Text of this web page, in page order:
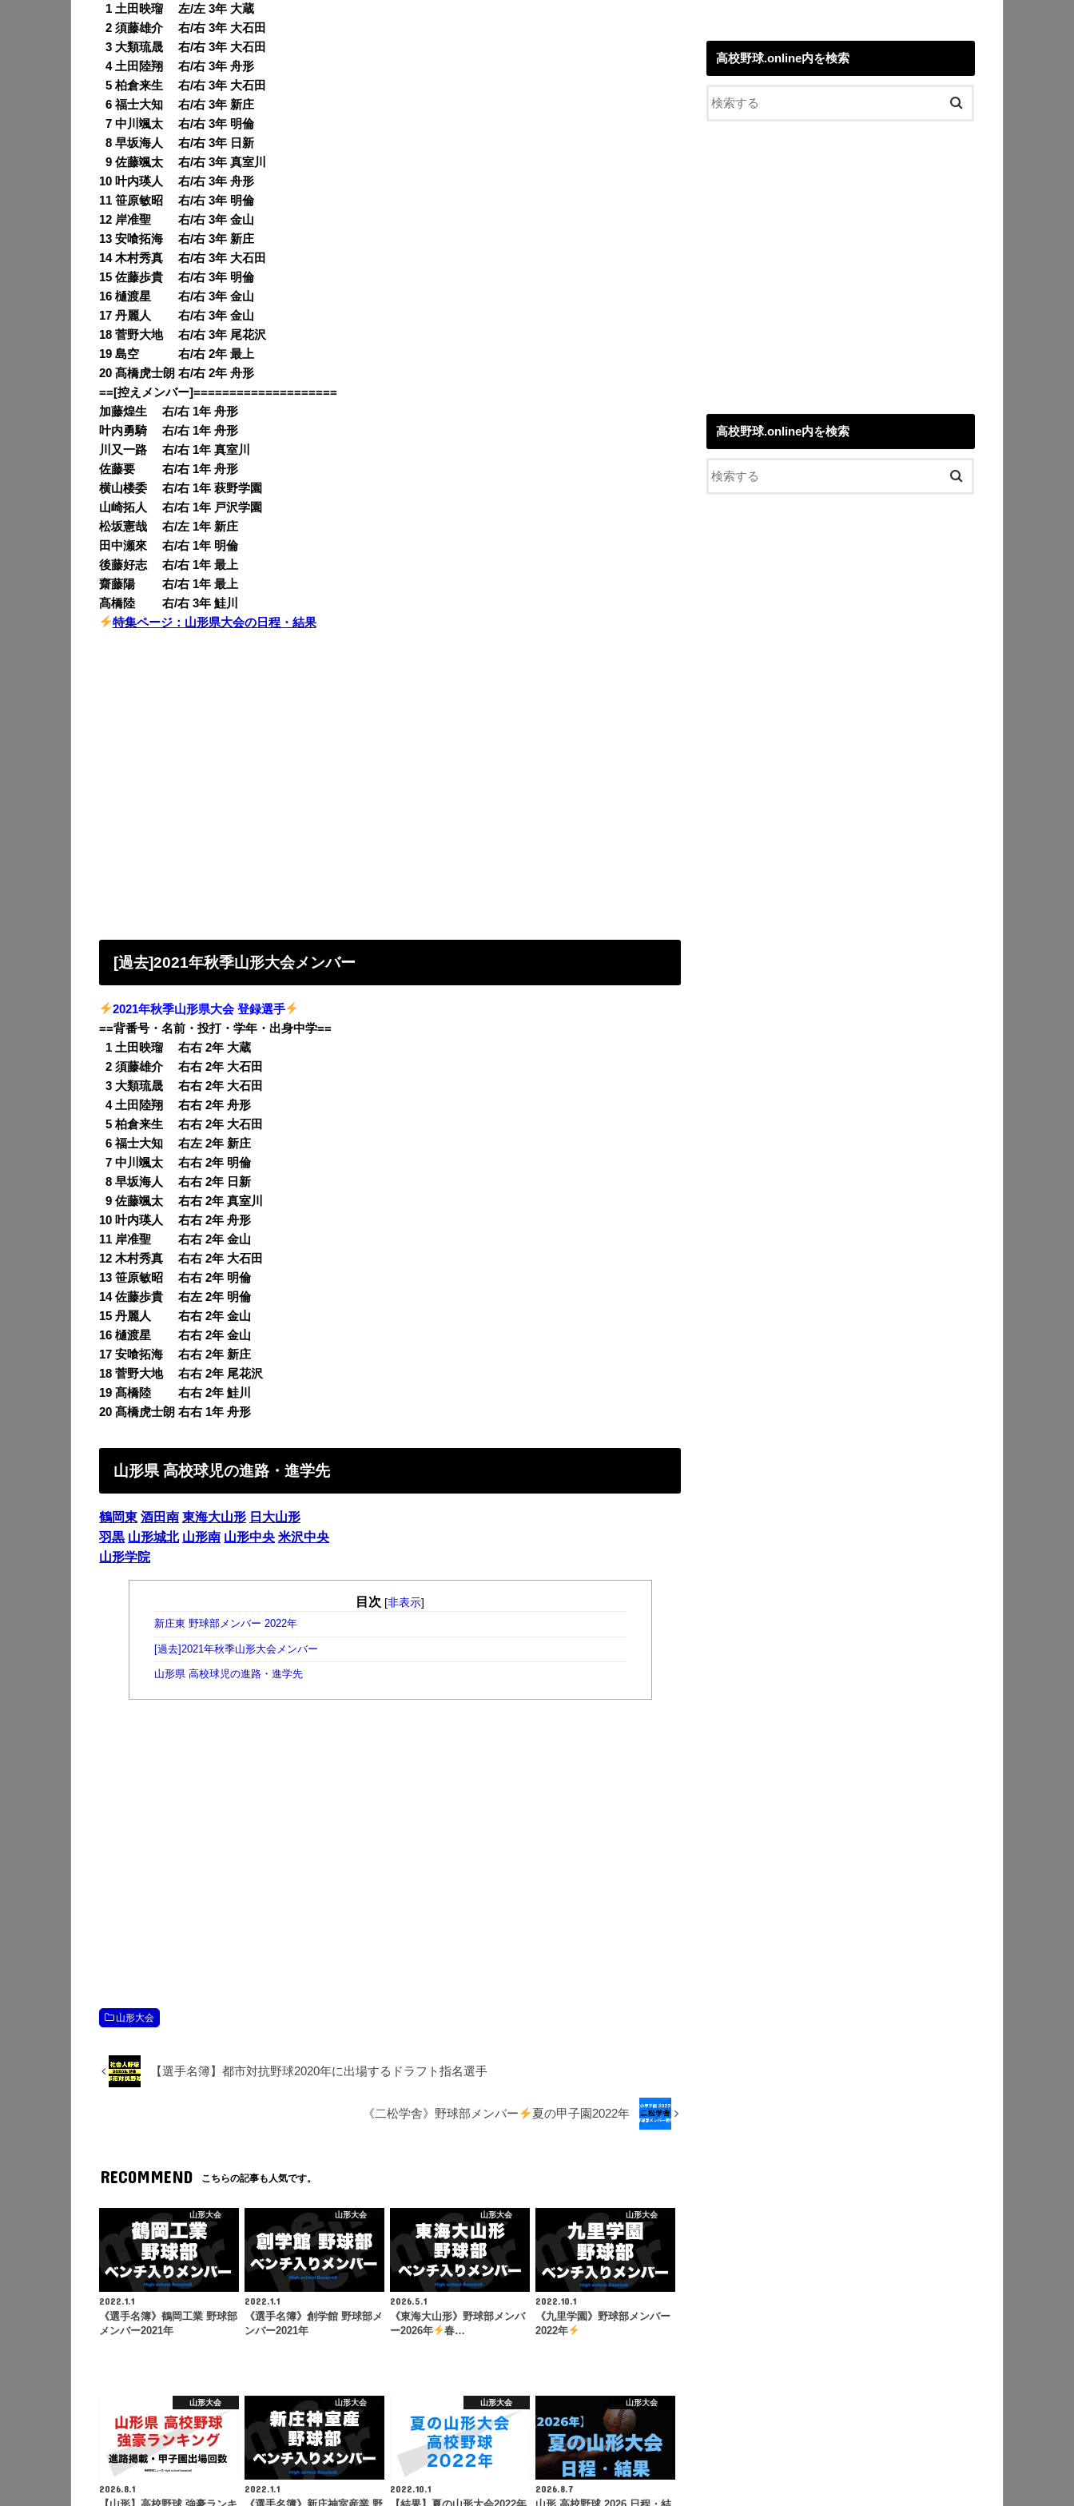
1 土田映瑠 左/左 3年 大蔵
2 須藤雄介 右/右 3年 大石田
3 大類琉晟 右/右 3年 大石田
4 土田陸翔 右/右 3年 舟形
5 柏倉来生 右/右 3年 大石田
6 福士大知 右/右 3年 新庄
7 中川颯太 右/右 3年 明倫
8 早坂海人 右/右 3年 日新
9 佐藤颯太 右/右 3年 真室川
10 叶内瑛人 右/右 3年 舟形
11 笹原敏昭 右/右 3年 明倫
12 岸准聖 右/右 3年 金山
13 安喰拓海 右/右 3年 新庄
14 木村秀真 右/右 3年 大石田
15 佐藤歩貴 右/右 3年 明倫
16 樋渡星 右/右 3年 金山
17 丹麗人 右/右 3年 金山
18 菅野大地 右/右 3年 尾花沢
19 島空 右/右 2年 最上
20 髙橋虎士朗 右/右 2年 舟形
==[控えメンバー]====================
加藤煌生 右/右 1年 舟形
叶内勇騎 右/右 1年 舟形
川又一路 右/右 1年 真室川
佐藤要 右/右 1年 舟形
横山楼委 右/右 1年 萩野学園
山崎拓人 右/右 1年 戸沢学園
松坂憲哉 右/左 1年 新庄
田中瀬來 右/右 1年 明倫
後藤好志 右/右 1年 最上
齋藤陽 右/右 1年 最上
髙橋陸 右/右 3年 鮭川
特集ページ：山形県大会の日程・結果
[過去]2021年秋季山形大会メンバー
2021年秋季山形県大会 登録選手
==背番号・名前・投打・学年・出身中学==
1 土田映瑠 右右 2年 大蔵
2 須藤雄介 右右 2年 大石田
3 大類琉晟 右右 2年 大石田
4 土田陸翔 右右 2年 舟形
5 柏倉来生 右右 2年 大石田
6 福士大知 右左 2年 新庄
7 中川颯太 右右 2年 明倫
8 早坂海人 右右 2年 日新
9 佐藤颯太 右右 2年 真室川
10 叶内瑛人 右右 2年 舟形
11 岸准聖 右右 2年 金山
12 木村秀真 右右 2年 大石田
13 笹原敏昭 右右 2年 明倫
14 佐藤歩貴 右左 2年 明倫
15 丹麗人 右右 2年 金山
16 樋渡星 右右 2年 金山
17 安喰拓海 右右 2年 新庄
18 菅野大地 右右 2年 尾花沢
19 髙橋陸 右右 2年 鮭川
20 髙橋虎士朗 右右 1年 舟形
山形県 高校球児の進路・進学先
鶴岡東 酒田南 東海大山形 日大山形
羽黒 山形城北 山形南 山形中央 米沢中央
山形学院
目次 [非表示]
新庄東 野球部メンバー 2022年
[過去]2021年秋季山形大会メンバー
山形県 高校球児の進路・進学先
山形大会
【選手名簿】都市対抗野球2020年に出場するドラフト指名選手
《二松学舎》野球部メンバー 夏の甲子園2022年
RECOMMEND こちらの記事も人気です。
山形大会
2022.1.1
《選手名簿》鶴岡工業 野球部
メンバー2021年
山形大会
2022.1.1
《選手名簿》創学館 野球部メ
ンバー2021年
山形大会
2026.5.1
《東海大山形》野球部メンバ
ー2026年
春…
山形大会
2022.10.1
《九里学園》野球部メンバー
2022年
山形大会
2026.8.1
山形大会
2022.1.1
山形大会
2022.10.1
山形大会
2026.8.7
高校野球.online内を検索
高校野球.online内を検索